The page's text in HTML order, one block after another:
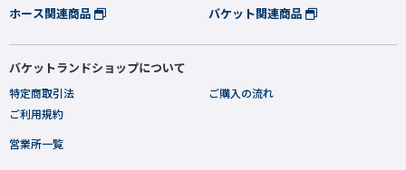
ホース関連商品 バケット関連商品
バケットランドショップについて
特定商取引法
ご利用規約
ご購入の流れ
営業所一覧